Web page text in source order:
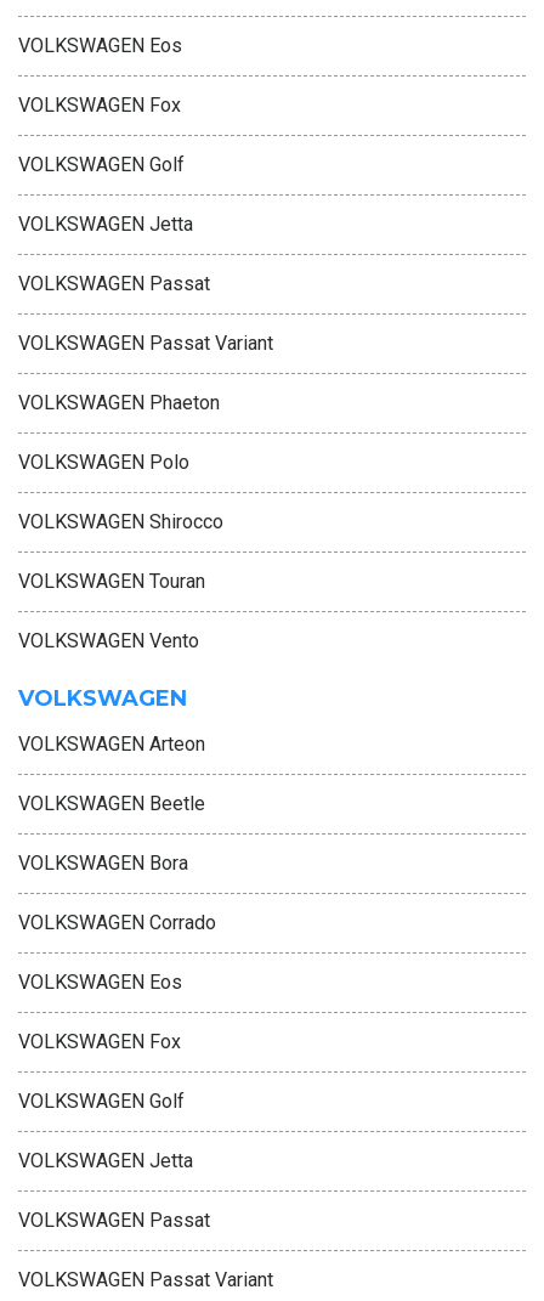
VOLKSWAGEN Eos
VOLKSWAGEN Fox
VOLKSWAGEN Golf
VOLKSWAGEN Jetta
VOLKSWAGEN Passat
VOLKSWAGEN Passat Variant
VOLKSWAGEN Phaeton
VOLKSWAGEN Polo
VOLKSWAGEN Shirocco
VOLKSWAGEN Touran
VOLKSWAGEN Vento
VOLKSWAGEN
VOLKSWAGEN Arteon
VOLKSWAGEN Beetle
VOLKSWAGEN Bora
VOLKSWAGEN Corrado
VOLKSWAGEN Eos
VOLKSWAGEN Fox
VOLKSWAGEN Golf
VOLKSWAGEN Jetta
VOLKSWAGEN Passat
VOLKSWAGEN Passat Variant